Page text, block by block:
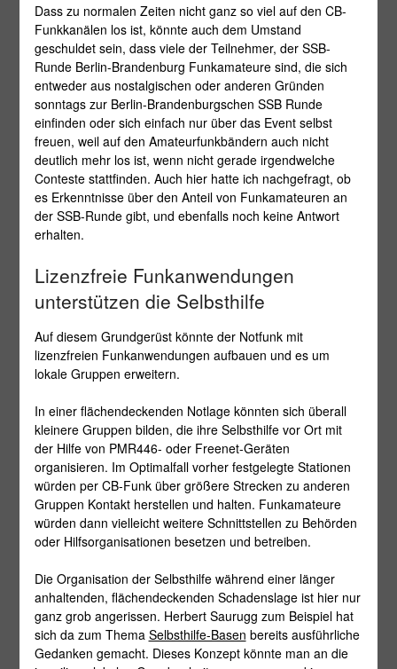
Dass zu normalen Zeiten nicht ganz so viel auf den CB-
Funkkanälen los ist, könnte auch dem Umstand
geschuldet sein, dass viele der Teilnehmer, der SSB-
Runde Berlin-Brandenburg Funkamateure sind, die sich
entweder aus nostalgischen oder anderen Gründen
sonntags zur Berlin-Brandenburgschen SSB Runde
einfinden oder sich einfach nur über das Event selbst
freuen, weil auf den Amateurfunkbändern auch nicht
deutlich mehr los ist, wenn nicht gerade irgendwelche
Conteste stattfinden. Auch hier hatte ich nachgefragt, ob
es Erkenntnisse über den Anteil von Funkamateuren an
der SSB-Runde gibt, und ebenfalls noch keine Antwort
erhalten.
Lizenzfreie Funkanwendungen
unterstützen die Selbsthilfe
Auf diesem Grundgerüst könnte der Notfunk mit
lizenzfreien Funkanwendungen aufbauen und es um
lokale Gruppen erweitern.
In einer flächendeckenden Notlage könnten sich überall
kleinere Gruppen bilden, die ihre Selbsthilfe vor Ort mit
der Hilfe von PMR446- oder Freenet-Geräten
organisieren. Im Optimalfall vorher festgelegte Stationen
würden per CB-Funk über größere Strecken zu anderen
Gruppen Kontakt herstellen und halten. Funkamateure
würden dann vielleicht weitere Schnittstellen zu Behörden
oder Hilfsorganisationen besetzen und betreiben.
Die Organisation der Selbsthilfe während einer länger
anhaltenden, flächendeckenden Schadenslage ist hier nur
ganz grob angerissen. Herbert Saurugg zum Beispiel hat
sich da zum Thema Selbsthilfe-Basen bereits ausführliche
Gedanken gemacht. Dieses Konzept könnte man an die